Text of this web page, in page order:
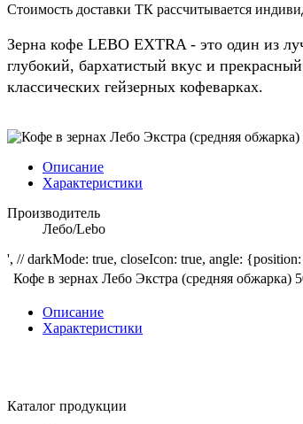
Стоимость доставки ТК рассчитывается
Зерна кофе LEBO EXTRA - это один из
глубокий, бархатистый вкус и
классических гейзерных кофеварках.
Описание
Характеристики
Производитель
Лебо/Lebo
', // darkMode: true, closeIcon: true, angle:
Кофе в зернах Лебо Экстра (средняя обжарка)
Описание
Характеристики
Каталог продукции